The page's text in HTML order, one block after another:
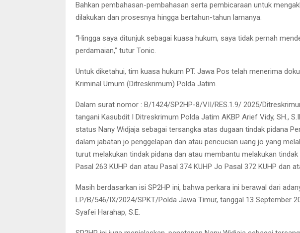
Bahkan pembahasan-pembahasan serta pembicaraan untuk
dilakukan dan prosesnya hingga bertahun-tahun lamanya.
“Hingga saya ditunjuk sebagai kuasa hukum, saya tidak pernah
perdamaian,” tutur Tonic.
Untuk diketahui, tim kuasa hukum PT. Jawa Pos telah menerima
Kriminal Umum (Ditreskrimum) Polda Jatim.
Dalam surat nomor : B/1424/SP2HP-8/VII/RES.1.9/ 2025/
tangani Kasubdit I Ditreskrimum Polda Jatim AKBP Arief Vidy, SH.,
status Nany Widjaja sebagai tersangka atas dugaan tindak pidana
dalam jabatan jo penggelapan dan atau pencucian uang jo yang
turut melakukan tindak pidana dan atau membantu melakukan
Pasal 263 KUHP dan atau Pasal 374 KUHP Jo Pasal 372 KUHP dan
Masih berdasarkan isi SP2HP ini, bahwa perkara ini berawal dari
LP/B/546/IX/2024/SPKT/Polda Jawa Timur, tanggal 13 September
Syafei Harahap, S.E.